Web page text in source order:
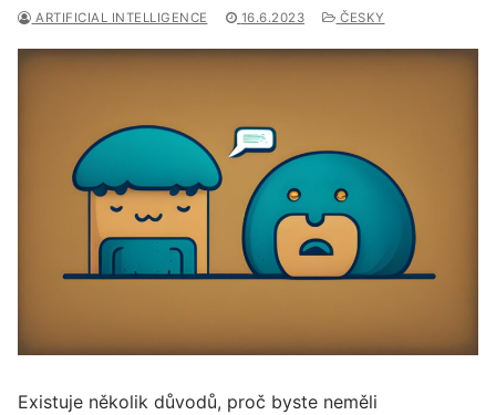
ARTIFICIAL INTELLIGENCE 16.6.2023 ČESKY
Existuje několik důvodů, proč byste neměli